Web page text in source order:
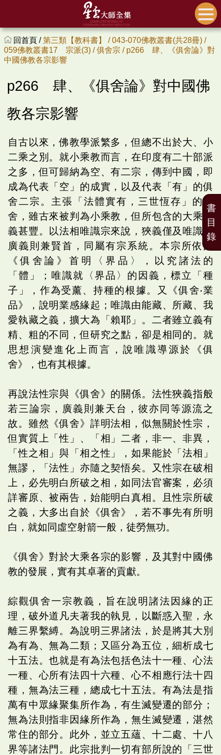
回首頁 /第三類【教科書】 /043-070佛教叢書(共28冊) /
059佛教叢書17 宗派(3) /俱舍宗 / p266 肆、《俱舍論》對
中國佛教各宗影響
p266 肆、《俱舍論》對中國佛
教各宗影響
自古以來，佛教學派繁多，但總不出於大、小
二乘之別。就小乘教而言，在印度有二十部派
之多，但可歸納為空、有二宗，傳到中國，即
成為代表「空」的成實，以及代表「有」的俱
舍二宗。主張「法體實有，三世恆存」的俱
舍，雖古來被判為小乘教，但所包含的大乘教
義甚豐。以法相唯識宗來說，狹義僅及唯識，
廣義則兼賢首，同屬有宗系統。本宗所依的
《俱舍論》首明〈界品〉，以究諸法的
「體」；唯識就〈界品〉的因義，標立「種
子」，作為受薰、持種的根據。又《俱舍‧業
品》，說明業感緣起；唯識由能藏、所藏、我
愛執藏之義，擴大為「賴耶」。二者雖立義有
精、粗的不同，但研究之點，卻是相同的。就
思想演變進化上而言，說唯識導源於《俱
舍》，也有其根據。
再說法性宗與《俱舍》的關係。法性狹義指般
若三論宗，廣義則兼天台，彼亦同等源流之
故。雖然《俱舍》詳明法相，似無關於性宗，
但實質上「性」、「相」二者，非一、非異，
「性之相」與「相之性」，如果能於「法相」
無謬，「法性」亦隨之契悟矣。又性宗在破相
上，必先明白所破之相，如同法官審案，必須
詳審原、被兩告，始能明白真相。且性宗所破
之義，大多出自於《俱舍》，若不事先有所明
白，就如同虛空射箭一般，徒勞無功。
《俱舍》對於大乘各宗的影響，及其對中國佛
教的發展，實有其卓著的貢獻。
綜觀俱舍一宗教義，旨在說明諸法因緣的正
理，破外道凡夫著我的執見，以斷惑入聖，永
離三界繫縛。為說明三界諸法，於是將其大別
為有為、無為二類；又區分為五位，細析成七
十五法。也就是有為法包括色法十一種、心法
一種、心所有法四十六種、心不相應行法十四
種，無為法三種，總成七十五法。有為法是指
萬有中眾緣聚集所作為，有生滅變遷的部分；
無為法則指非因緣所作為，無生滅變遷，湛然
常住的部分。此外，並立五蘊、十二處、十八
界等諸法門。此宗批判一切有部所說的「三世
書
目
錄